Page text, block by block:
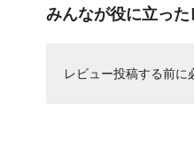
みんなが役に立った
レビュー投稿する前に